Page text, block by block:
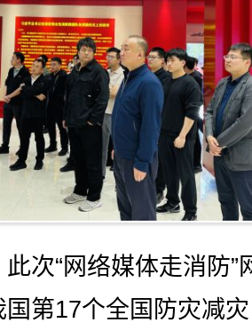
“网络媒体走消防”
第17个全国防灾减